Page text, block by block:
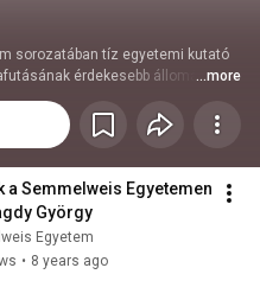
sorozatában tíz egyetemi kutató
érdekesebb állomásairól,
a Semmelweis Egyetem
...more
a Semmelweis Egyetemen
György
Egyetem
• 8 years ago